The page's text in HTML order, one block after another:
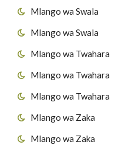
Mlango wa Swala
Mlango wa Swala
Mlango wa Twahara
Mlango wa Twahara
Mlango wa Twahara
Mlango wa Zaka
Mlango wa Zaka